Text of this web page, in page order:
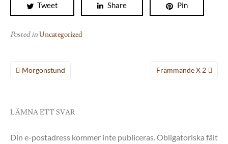
Tweet Share Pin
Posted inUncategorized
Inläggsnavigering
Morgonstund Främmande X 2
LÄMNA ETT SVAR
Din e-postadress kommer inte publiceras. Obligatoriska fält